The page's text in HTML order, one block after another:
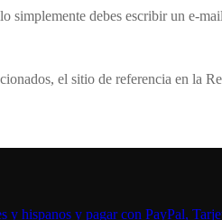
simplemente debes escribir un e-
el sitio de referencia en la